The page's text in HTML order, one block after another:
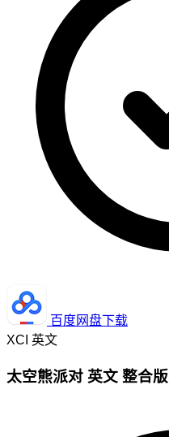
百度网盘下载
XCI 英文
太空熊派对 英文 整合版